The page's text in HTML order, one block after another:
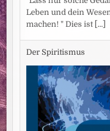
Leben und dein
machen! " Dies ist [...]
Der Spiritismus